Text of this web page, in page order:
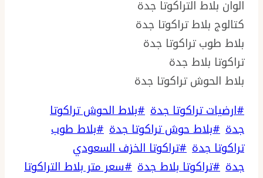
الوان بلاط التراكوتا جدة
كتالوج بلاط تراكوتا جدة
بلاط طوب تراكوتا جدة
تراكوتا بلاط جدة
بلاط الحوش تراكوتا جدة
وسوم
المقال:
#ارضيات تراكوتا جدة #بلاط الحوش تراكوتا
جدة #بلاط حوش تراكوتا جدة #بلاط طوب
تراكوتا جدة #تراكوتا الخزف السعودي
جدة #تراكوتا بلاط جدة #سعر متر بلاط التراكوتا